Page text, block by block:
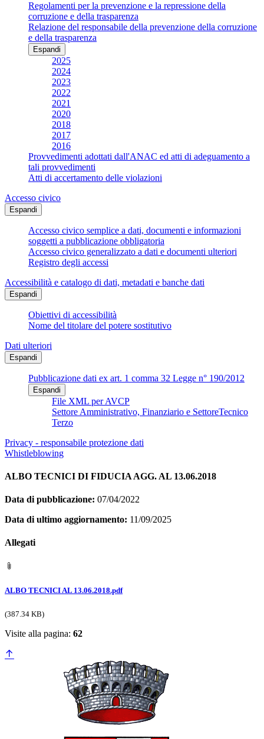
Regolamenti per la prevenzione e la repressione della
corruzione e della trasparenza
Relazione del responsabile della prevenzione della corruzione
e della trasparenza
Espandi
2025
2024
2023
2022
2021
2020
2018
2017
2016
Provvedimenti adottati dall'ANAC ed atti di adeguamento a
tali provvedimenti
Atti di accertamento delle violazioni
Accesso civico
Espandi
Accesso civico semplice a dati, documenti e informazioni
soggetti a pubblicazione obbligatoria
Accesso civico generalizzato a dati e documenti ulteriori
Registro degli accessi
Accessibilità e catalogo di dati, metadati e banche dati
Espandi
Obiettivi di accessibilità
Nome del titolare del potere sostitutivo
Dati ulteriori
Espandi
Pubblicazione dati ex art. 1 comma 32 Legge n° 190/2012
Espandi
File XML per AVCP
Settore Amministrativo, Finanziario e SettoreTecnico
Terzo
Privacy - responsabile protezione dati
Whistleblowing
ALBO TECNICI DI FIDUCIA AGG. AL 13.06.2018
Data di pubblicazione: 07/04/2022
Data di ultimo aggiornamento: 11/09/2025
Allegati
ALBO TECNICI AL 13.06.2018.pdf
(387.34 KB)
Visite alla pagina: 62